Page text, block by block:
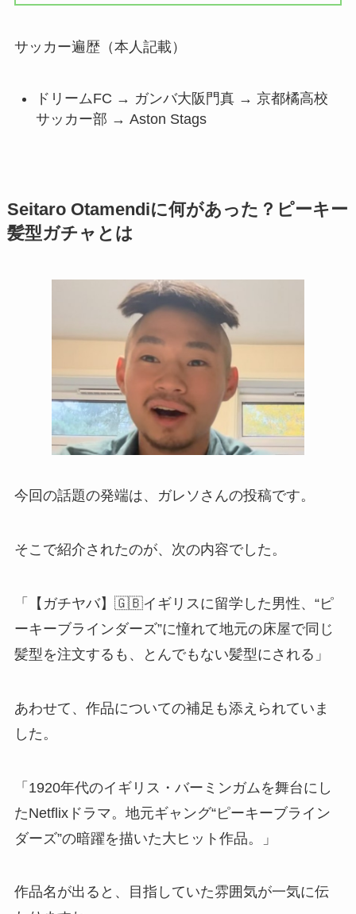
サッカー遍歴（本人記載）
ドリームFC → ガンバ大阪門真 → 京都橘高校
サッカー部 → Aston Stags
Seitaro Otamendiに何があった？ピーキー
髪型ガチャとは
今回の話題の発端は、ガレソさんの投稿です。
そこで紹介されたのが、次の内容でした。
「【ガチヤバ】🇬🇧イギリスに留学した男性、“ピ
ーキーブラインダーズ”に憧れて地元の床屋で同じ
髪型を注文するも、とんでもない髪型にされる」
あわせて、作品についての補足も添えられていま
した。
「1920年代のイギリス・バーミンガムを舞台にし
たNetflixドラマ。地元ギャング“ピーキーブライン
ダーズ”の暗躍を描いた大ヒット作品。」
作品名が出ると、目指していた雰囲気が一気に伝